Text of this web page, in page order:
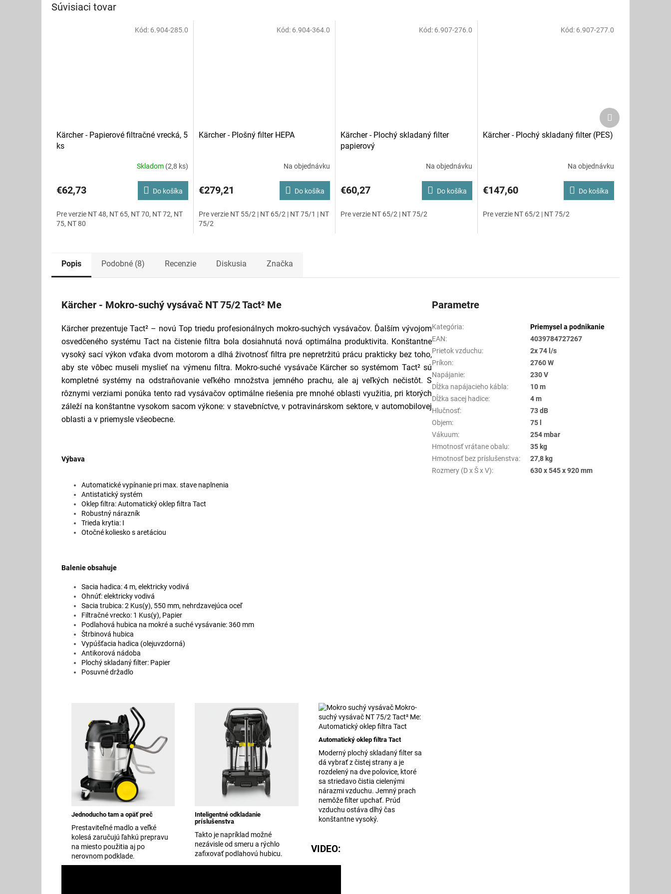
Súvisiaci tovar
Kärcher - Papierové filtračné vrecká, 5
ks
Skladom (2,8 ks)
€62,73 Do košíka
Pre verzie NT 48, NT 65, NT 70, NT 72, NT
75, NT 80
Kód: 6.904-285.0
Kärcher - Plošný filter HEPA
Na objednávku
€279,21 Do košíka
Pre verzie NT 55/2 | NT 65/2 | NT 75/1 | NT
75/2
Kód: 6.904-364.0
Kärcher - Plochý skladaný filter
papierový
Na objednávku
€60,27 Do košíka
Pre verzie NT 65/2 | NT 75/2
Kód: 6.907-276.0
Kärcher - Plochý skladaný filter (PES)
Na objednávku
€147,60 Do košíka
Pre verzie NT 65/2 | NT 75/2
Kód: 6.907-277.0
Ďalší
produkt
Popis Podobné (8) Recenzie Diskusia Značka
Kärcher - Mokro-suchý vysávač NT 75/2 Tact² Me
Kärcher prezentuje Tact² – novú Top triedu profesionálnych mokro-suchých vysávačov. Ďalším vývojom
osvedčeného systému Tact na čistenie filtra bola dosiahnutá nová optimálna produktivita. Konštantne
vysoký sací výkon vďaka dvom motorom a dlhá životnosť filtra pre nepretržitú prácu prakticky bez toho,
aby ste vôbec museli myslieť na výmenu filtra. Mokro-suché vysávače Kärcher so systémom Tact² sú
kompletné systémy na odstraňovanie veľkého množstva jemného prachu, ale aj veľkých nečistôt. S
rôznymi verziami ponúka tento rad vysávačov optimálne riešenia pre mnohé oblasti využitia, pri ktorých
záleží na konštantne vysokom sacom výkone: v stavebníctve, v potravinárskom sektore, v automobilovej
oblasti a v priemysle všeobecne.
Výbava
Automatické vypínanie pri max. stave naplnenia
Antistatický systém
Oklep filtra: Automatický oklep filtra Tact
Robustný nárazník
Trieda krytia: I
Otočné koliesko s aretáciou
Balenie obsahuje
Sacia hadica: 4 m, elektricky vodivá
Ohnúť: elektricky vodivá
Sacia trubica: 2 Kus(y), 550 mm, nehrdzavejúca oceľ
Filtračné vrecko: 1 Kus(y), Papier
Podlahová hubica na mokré a suché vysávanie: 360 mm
Štrbinová hubica
Vypúšťacia hadica (olejuvzdorná)
Antikorová nádoba
Plochý skladaný filter: Papier
Posuvné držadlo
Jednoducho tam a opäť preč
Prestaviteľné madlo a veľké
kolesá zaručujú ľahkú prepravu
na miesto použitia aj po
nerovnom podklade.
Inteligentné odkladanie
príslušenstva
Takto je napríklad možné
nezávisle od smeru a rýchlo
zafixovať podlahovú hubicu.
Automatický oklep filtra Tact
Moderný plochý skladaný filter sa
dá vybrať z čistej strany a je
rozdelený na dve polovice, ktoré
sa striedavo čistia cielenými
nárazmi vzduchu. Jemný prach
nemôže filter upchať. Prúd
vzduchu ostáva dlhý čas
konštantne vysoký.
VIDEO:
Parametre
Kategória:
Priemysel a podnikanie
EAN:
4039784727267
Prietok vzduchu:
2x 74 l/s
Príkon:
2760 W
Napájanie:
230 V
Dĺžka napájacieho kábla:
10 m
Dĺžka sacej hadice:
4 m
Hlučnosť:
73 dB
Objem:
75 l
Vákuum:
254 mbar
Hmotnosť vrátane obalu:
35 kg
Hmotnosť bez príslušenstva:
27,8 kg
Rozmery (D x Š x V): 630 x 545 x 920 mm